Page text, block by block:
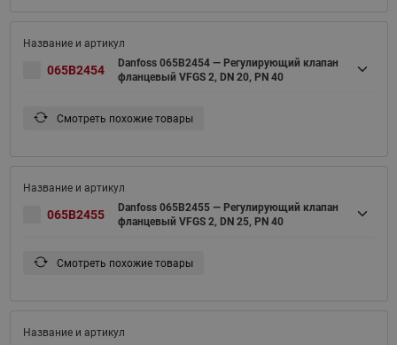
065B2454
Danfoss 065B2454 — Регулирующий клапан
фланцевый VFGS 2, DN 20, PN 40
Смотреть похожие товары
065B2455
Danfoss 065B2455 — Регулирующий клапан
фланцевый VFGS 2, DN 25, PN 40
Смотреть похожие товары